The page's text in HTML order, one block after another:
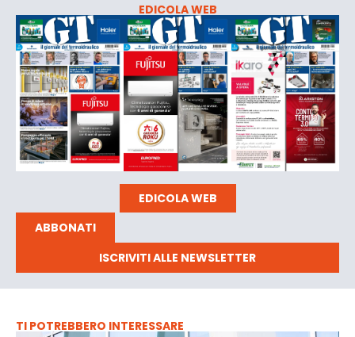
EDICOLA WEB
EDICOLA WEB
ABBONATI
ISCRIVITI ALLE NEWSLETTER
TI POTREBBERO INTERESSARE